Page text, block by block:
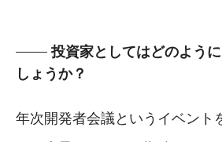
投資家としてはどのよう
しょうか？
年次開発者会議というイベント